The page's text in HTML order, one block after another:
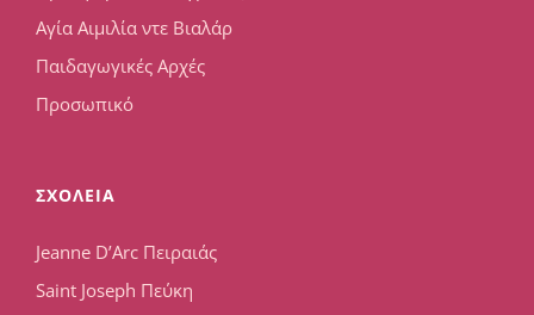
Αγία Αιμιλία ντε Βιαλάρ
Παιδαγωγικές Αρχές
Προσωπικό
ΣΧΟΛΕΙΑ
Jeanne D’Arc Πειραιάς
Saint Joseph Πεύκη